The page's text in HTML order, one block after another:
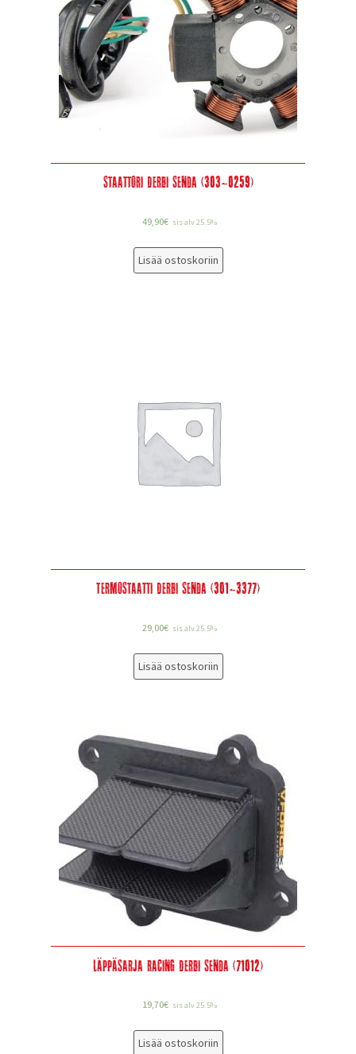
Staattori Derbi Senda (303-0259)
49,90€ sis alv 25.5%
Lisää ostoskoriin
Termostaatti Derbi Senda (301-3377)
29,00€ sis alv 25.5%
Lisää ostoskoriin
Läppäsarja Racing Derbi Senda (71012)
19,70€ sis alv 25.5%
Lisää ostoskoriin